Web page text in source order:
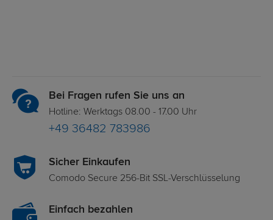
Bei Fragen rufen Sie uns an
Hotline: Werktags 08.00 - 17.00 Uhr
+49 36482 783986
Sicher Einkaufen
Comodo Secure 256-Bit SSL-Verschlüsselung
Einfach bezahlen